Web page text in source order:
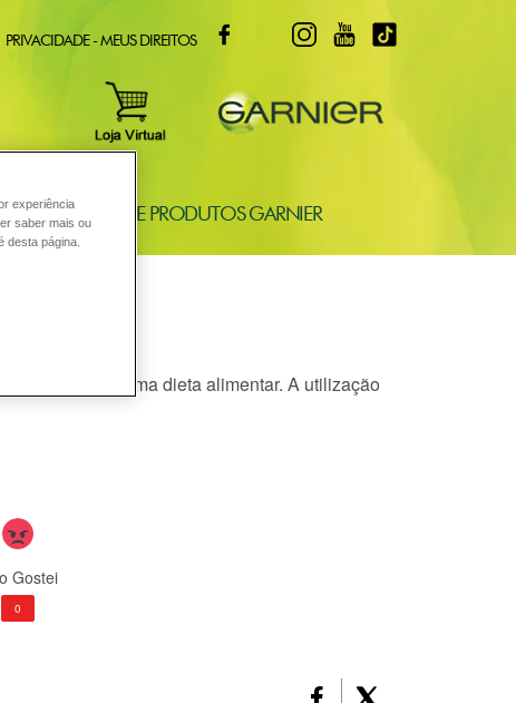
PRIVACIDADE - MEUS DIREITOS
FACEBOOK
TWITTER INSTAGRAM
YOUTUBE
DE PRODUTOS GARNIER
com uma dieta alimentar. A utilização
Gostei
0
experiência
saber mais ou
desta página.